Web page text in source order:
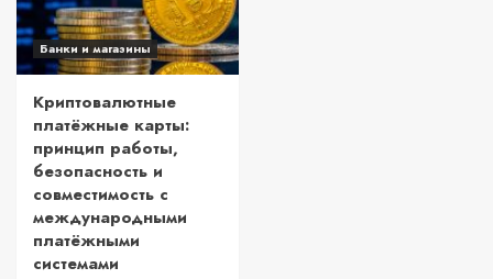
Банки и магазины
Криптовалютные
платёжные карты:
принцип работы,
безопасность и
совместимость с
международными
платёжными
системами